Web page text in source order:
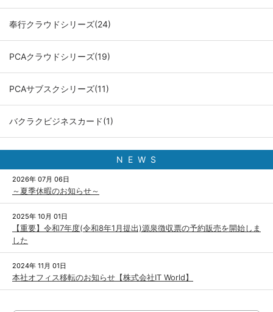
奉行クラウドシリーズ(24)
PCAクラウドシリーズ(19)
PCAサブスクシリーズ(11)
バクラクビジネスカード(1)
N E W S
2026年 07月 06日
～夏季休暇のお知らせ～
2025年 10月 01日
【重要】令和7年度(令和8年1月提出)源泉徴収票の予約販売を開始しま
した
2024年 11月 01日
本社オフィス移転のお知らせ【株式会社IT World】